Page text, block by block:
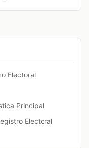
Electoral
Principal
Electoral